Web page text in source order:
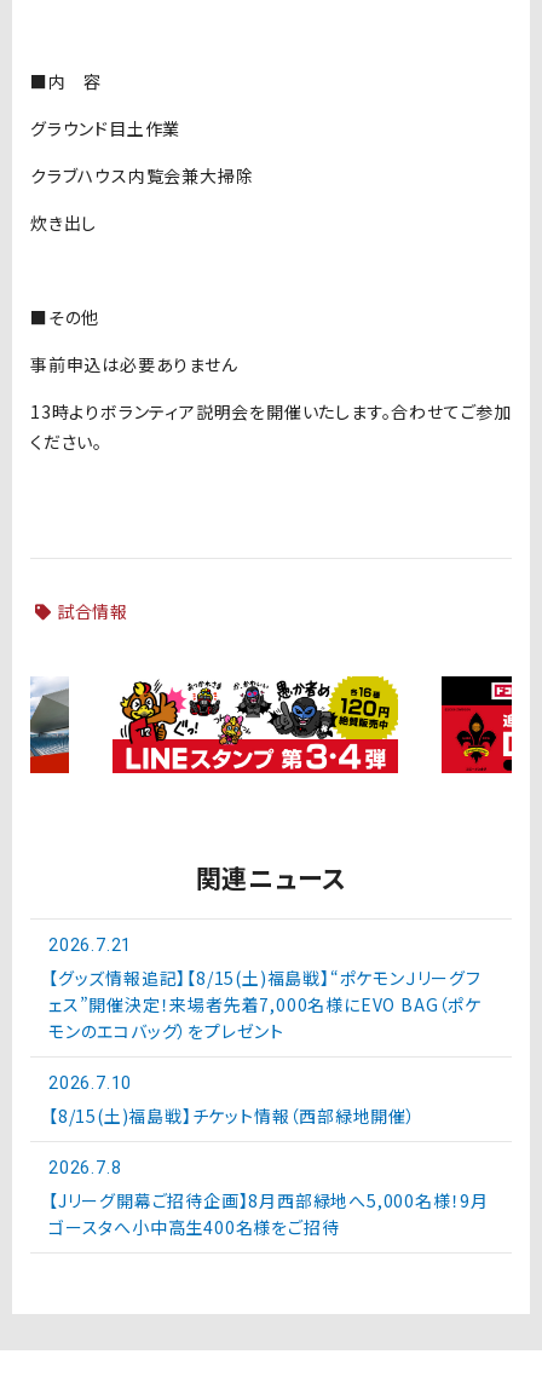
■内 容
グラウンド目土作業
クラブハウス内覧会兼大掃除
炊き出し
■その他
事前申込は必要ありません
13時よりボランティア説明会を開催いたします。合わせてご参加
ください。
試合情報
関連ニュース
2026.7.21
【グッズ情報追記】【8/15(土)福島戦】“ポケモンＪリーグフ
ェス”開催決定！来場者先着7,000名様にEVO BAG（ポケ
モンのエコバッグ）をプレゼント
2026.7.10
【8/15(土)福島戦】チケット情報（西部緑地開催）
2026.7.8
【Jリーグ開幕ご招待企画】8月西部緑地へ5,000名様！9月
ゴースタへ小中高生400名様をご招待